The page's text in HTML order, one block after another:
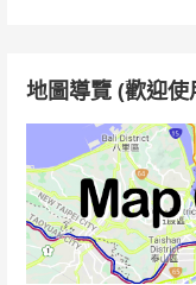
地圖導覽 (歡迎使